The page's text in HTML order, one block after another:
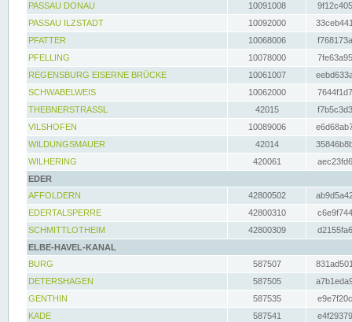
PASSAU DONAU
10091008
PASSAU ILZSTADT
10092000
PFATTER
10068006
PFELLING
10078000
REGENSBURG EISERNE BRÜCKE
10061007
SCHWABELWEIS
10062000
THEBNERSTRASSL
42015
VILSHOFEN
10089006
WILDUNGSMAUER
42014
WILHERING
420061
EDER
AFFOLDERN
42800502
EDERTALSPERRE
42800310
SCHMITTLOTHEIM
42800309
ELBE-HAVEL-KANAL
BURG
587507
DETERSHAGEN
587505
GENTHIN
587535
KADE
587541